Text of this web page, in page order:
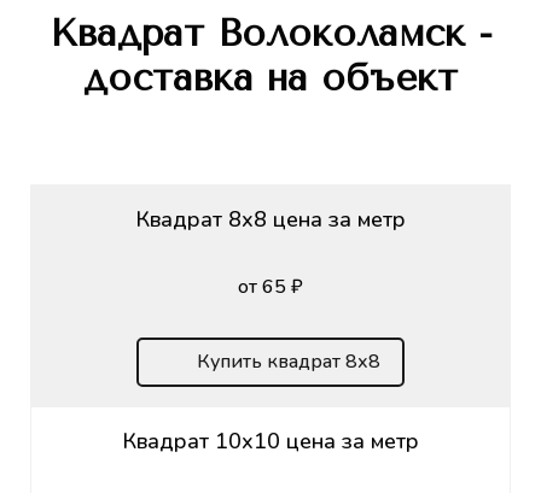
КвадратВолоколамск -
доставка на объект
Квадрат 8х8 цена за метр
от 65 ₽
Купить квадрат 8х8
Квадрат 10х10 цена за метр